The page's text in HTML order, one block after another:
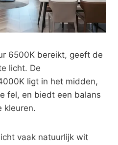
6500K bereikt, geeft de
licht. De
ligt in het midden,
fel, en biedt een balans
kleuren.
vaak natuurlijk wit